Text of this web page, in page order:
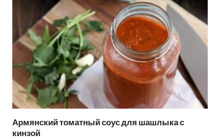
Армянский томатный соус для шашлыка с
кинзой